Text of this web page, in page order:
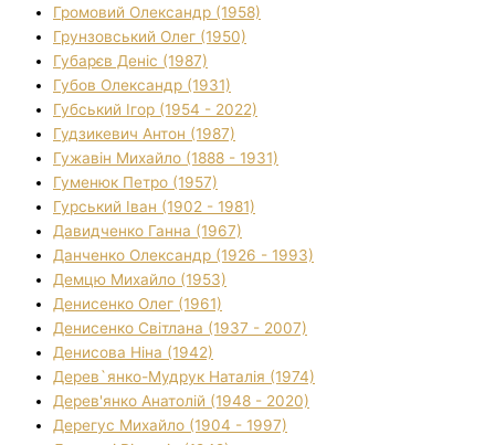
Громовий Олександр (1958)
Грунзовський Олег (1950)
Губарєв Деніс (1987)
Губов Олександр (1931)
Губський Ігор (1954 - 2022)
Гудзикевич Антон (1987)
Гужавін Михайло (1888 - 1931)
Гуменюк Петро (1957)
Гурський Іван (1902 - 1981)
Давидченко Ганна (1967)
Данченко Олександр (1926 - 1993)
Демцю Михайло (1953)
Денисенко Олег (1961)
Денисенко Світлана (1937 - 2007)
Денисова Ніна (1942)
Дерев`янко-Мудрук Наталія (1974)
Дерев'янко Анатолій (1948 - 2020)
Дерегус Михайло (1904 - 1997)